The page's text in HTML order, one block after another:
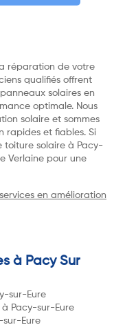
réparation de votre
qualifiés offrent
solaires en
optimale. Nous
solaire et sommes
rapides et fiables. Si
toiture solaire à Pacy-
Verlaine pour une
services en amélioration
à Pacy Sur
sur-Eure
Pacy-sur-Eure
sur-Eure